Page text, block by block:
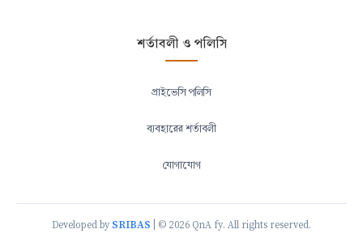
শর্তাবলী ও পলিসি
প্রাইভেসি পলিসি
ব্যবহারের শর্তাবলী
যোগাযোগ
Developed by SRIBAS | © 2026 QnA fy. All rights reserved.